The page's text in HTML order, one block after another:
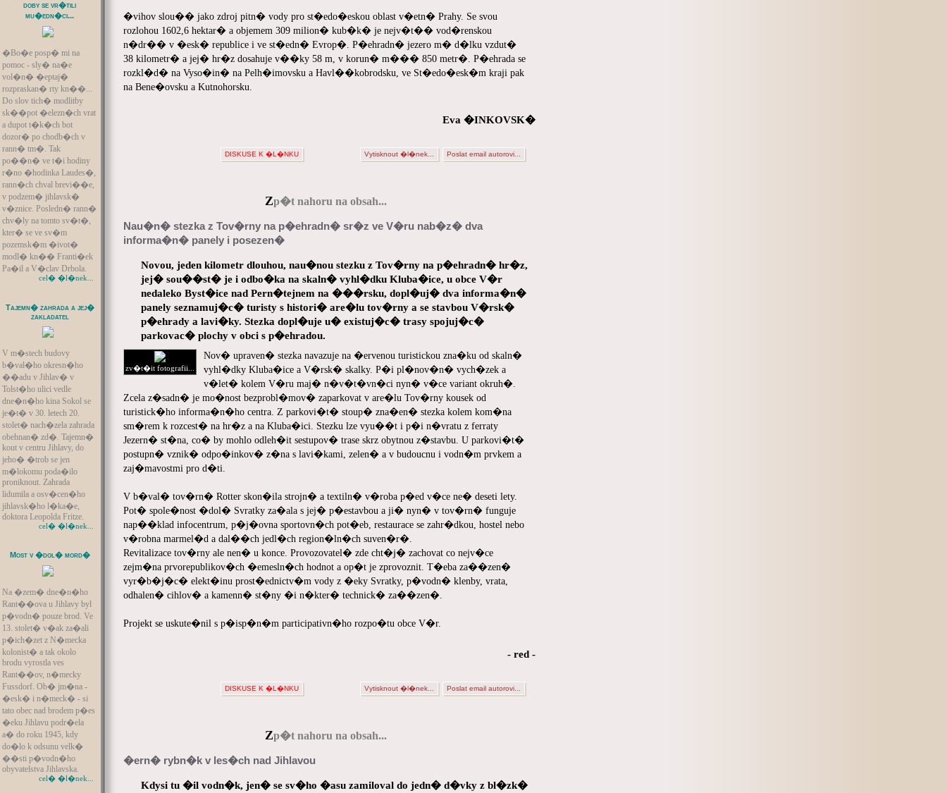
doby se vr�tili
mu�edn�ci...
�Bo�e posp� mi na
pomoc - sly� na�e
vol�n� �eptaj�
rozpraskan� rty kn��...
Do slov tich� modlitby
sk��pot �elezn�ch vrat
a dupot t�k�ch bot
dozor� po chodb�ch v
rann� tm�. Tak
po��n� ve t�i hodiny
r�no �hodinka Laudes�,
rann�ch chval brevi��e,
v podzem� jihlavsk�
v�znice. Posledn� rann�
chv�ly na tomto sv�t�,
kter� se ve sv�m
pozemsk�m �ivot�
modl� kn�� Franti�ek
Pa�il a V�clav Drbola.
cel� �l�nek...
Tajemn� zahrada a jej�
zakladatel
V m�stech budovy
b�val�ho okresn�ho
��adu v Jihlav� v
Tolst�ho ulici vedle
dne�n�ho kina Sokol se
je�t� v 30. letech 20.
stolet� nach�zela zahrada
obehnan� zd�. Tajemn�
kout v centru Jihlavy, do
jeho� �trob se jen
m�lokomu poda�ilo
proniknout. Zahrada
lidumila a osv�cen�ho
jihlavsk�ho l�ka�e,
doktora Leopolda Fritze.
cel� �l�nek...
Most v �dol� mord�
Na �zem� dne�n�ho
Rant��ova u Jihlavy byl
p�vodn� pouze brod. Ve
13. stolet� v�ak za�ali
p�ich�zet z N�mecka
kolonist� a tak okolo
brodu vyrostla ves
Rant��ov, n�mecky
Fussdorf. Ob� jm�na -
�esk� i n�meck� - si
tato obec nad brodem p�es
�eku Jihlavu podr�ela
a� do roku 1945, kdy
do�lo k odsunu velk�
��sti p�vodn�ho
obyvatelstva Jihlavska.
cel� �l�nek...
�vihov slou�� jako zdroj pitn� vody pro st�edo�eskou oblast v�etn� Prahy. Se svou
rozlohou 1602,6 hektar� a objemem 309 milion� kub�k� je nejv�t�� vod�renskou
n�dr�� v �esk� republice i ve st�edn� Evrop�. P�ehradn� jezero m� d�lku vzdut�
38 kilometr� a jej� hr�z dosahuje v��ky 58 m, v korun� m��� 850 metr�. P�ehrada se
rozkl�d� na Vyso�in� na Pelh�imovsku a Havl��kobrodsku, ve St�edo�esk�m kraji pak
na Bene�ovsku a Kutnohorsku.
Eva �INKOVSK�
DISKUSE K �L�NKU Vytisknout �l�nek... Poslat email autorovi...
Zp�t nahoru na obsah...
Nau�n� stezka z Tov�rny na p�ehradn� sr�z ve V�ru nab�z� dva
informa�n� panely i posezen�
Novou, jeden kilometr dlouhou, nau�nou stezku z Tov�rny na p�ehradn� hr�z,
jej� sou��st� je i odbo�ka na skaln� vyhl�dku Kluba�ice, u obce V�r
nedaleko Byst�ice nad Pern�tejnem na ���rsku, dopl�uj� dva informa�n�
panely seznamuj�c� turisty s histori� are�lu tov�rny a se stavbou V�rsk�
p�ehrady a lavi�ky. Stezka dopl�uje u� existuj�c� trasy spojuj�c�
parkovac� plochy v obci s p�ehradou.
zv�t�it fotografii...
Nov� upraven� stezka navazuje na �ervenou turistickou zna�ku od skaln�
vyhl�dky Kluba�ice a V�rsk� skalky. P�i pl�nov�n� vych�zek a
v�let� kolem V�ru maj� n�v�t�vn�ci nyn� v�ce variant okruh�.
Zcela z�sadn� je mo�nost bezprobl�mov� zaparkovat v are�lu Tov�rny kousek od
turistick�ho informa�n�ho centra. Z parkovi�t� stoup� zna�en� stezka kolem kom�na
sm�rem k rozcest� na hr�z a na Kluba�ici. Stezku lze vyu��t i p�i n�vratu z ferraty
Jezern� st�na, co� by mohlo odleh�it sestupov� trase skrz obytnou z�stavbu. U parkovi�t�
postupn� vznik� odpo�inkov� z�na s lavi�kami, zelen� a v budoucnu i vodn�m prvkem a
zaj�mavostmi pro d�ti.
V b�val� tov�rn� Rotter skon�ila strojn� a textiln� v�roba p�ed v�ce ne� deseti lety.
Pot� spole�nost �dol� Svratky za�ala s jej� p�estavbou a ji� nyn� v tov�rn� funguje
nap��klad infocentrum, p�j�ovna sportovn�ch pot�eb, restaurace se zahr�dkou, hostel nebo
v�robna marmel�d a dal��ch jedl�ch region�ln�ch suven�r�.
Revitalizace tov�rny ale nen� u konce. Provozovatel� zde cht�j� zachovat co nejv�ce
zejm�na prvorepublikov�ch �emesln�ch hodnot a op�t je zprovoznit. T�eba za��zen�
vyr�b�j�c� elekt�inu prost�ednictv�m vody z �eky Svratky, p�vodn� klenby, vrata,
odhalen� cihlov� a kamenn� st�ny �i n�kter� technick� za��zen�.
Projekt se uskute�nil s p�isp�n�m participativn�ho rozpo�tu obce V�r.
- red -
DISKUSE K �L�NKU Vytisknout �l�nek... Poslat email autorovi...
Zp�t nahoru na obsah...
�ern� rybn�k v les�ch nad Jihlavou
Kdysi tu �il vodn�k, jen� se sv�ho �asu zamiloval do jedn� d�vky z bl�zk�